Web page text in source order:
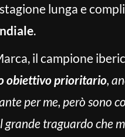
lunga e
.
il campione
obiettivo prioritario,
per me, però sono
grande traguardo che